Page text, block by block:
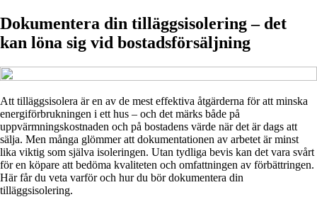
Dokumentera din tilläggsisolering – det
kan löna sig vid bostadsförsäljning
Att tilläggsisolera är en av de mest effektiva åtgärderna för att minska
energiförbrukningen i ett hus – och det märks både på
uppvärmningskostnaden och på bostadens värde när det är dags att
sälja. Men många glömmer att dokumentationen av arbetet är minst
lika viktig som själva isoleringen. Utan tydliga bevis kan det vara svårt
för en köpare att bedöma kvaliteten och omfattningen av förbättringen.
Här får du veta varför och hur du bör dokumentera din
tilläggsisolering.